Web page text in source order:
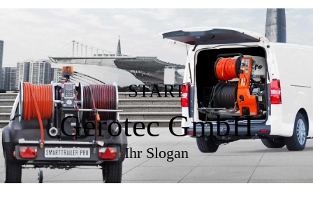
START
Gerotec GmbH
Ihr Slogan